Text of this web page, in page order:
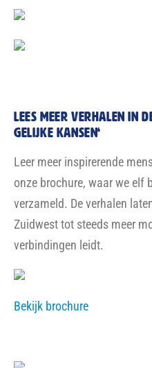
Lees MEER verhalen in
gelijke kansen‘
Leer meer inspirerende
onze brochure, waar we elf
verzameld. De verhalen
Zuidwest tot steeds meer
verbindingen leidt.
Bekijk brochure